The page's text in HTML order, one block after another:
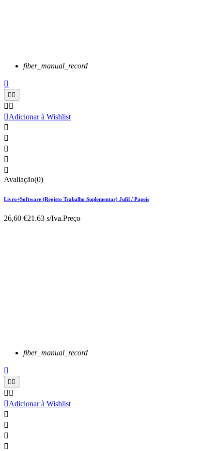
fiber_manual_record

 
 
Adicionar à Wishlist





Avaliação(0)
Livro+Software (Registo Trabalho Suplementar) Jufil / Papeis
26,60 €21.63 s/Iva.Preço
fiber_manual_record

 
 
Adicionar à Wishlist



